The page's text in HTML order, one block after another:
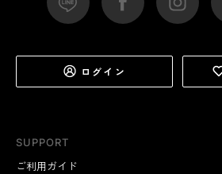
SUPPORT
ご利用ガイド
ログイン